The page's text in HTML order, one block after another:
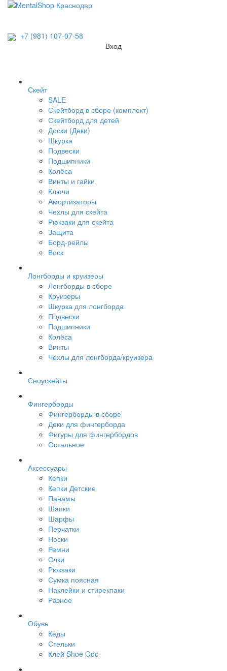
+7 (981) 107-07-58
Вход
Скейт
SALE
Скейтборд в сборе (комплект)
Скейтборд для детей
Доски (Деки)
Шкурка
Подвески
Подшипники
Колёса
Винты и гайки
Ключи
Амортизаторы
Чехлы для скейта
Рюкзаки для скейта
Защита
Борд-рейлы
Воск
Лонгборды и круизеры
Лонгборды в сборе
Круизеры
Шкурка для лонгборда
Подвески
Подшипники
Колёса
Винты
Чехлы для лонгборда/круизера
Сноускейты
Фингерборды
Фингерборды в сборе
Деки для фингерборда
Фигуры для фингербордов
Остальное
Аксессуары
Кепки
Кепки Детские
Панамы
Шапки
Шарфы
Перчатки
Носки
Ремни
Очки
Рюкзаки
Сумка поясная
Наклейки и стирекпаки
Разное
Обувь
Кеды
Стельки
Клей Shoe Goo